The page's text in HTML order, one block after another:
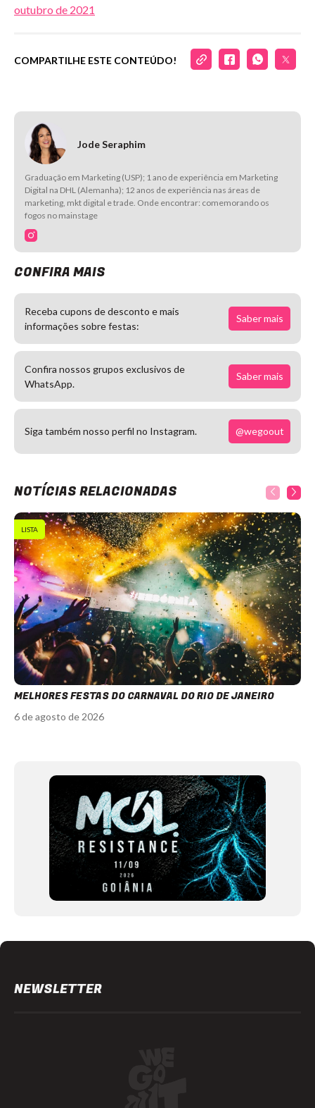
outubro de 2021
COMPARTILHE ESTE CONTEÚDO!
Jode Seraphim
Graduação em Marketing (USP); 1 ano de experiência em Marketing
Digital na DHL (Alemanha); 12 anos de experiência nas áreas de
marketing, mkt digital e trade. Onde encontrar: comemorando os
fogos no mainstage
CONFIRA MAIS
Receba cupons de desconto e mais
informações sobre festas:
Saber mais
Confira nossos grupos exclusivos de
WhatsApp.
Saber mais
Siga também nosso perfil no Instagram. @wegoout
NOTÍCIAS RELACIONADAS
LISTA
MELHORES FESTAS DO CARNAVAL DO RIO DE JANEIRO
6 de agosto de 2026
NEWSLETTER